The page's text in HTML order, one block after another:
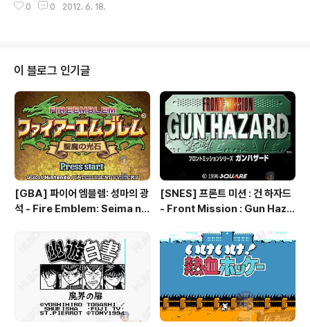
- [GBC] 케사르 팔레스 2 - Caesars Palace II, シーザ
퍼 카지노 2 - Super Casino 2, スーパーカジノ2 [슈
퍼패미컴 / [SNES] [SFC]/퍼즐] - [SNES] 슈퍼 카지노 :
케사르 팔래스 - Super Casino : Caesars Palace, ス
ーパー カジノ シーザ..
0 0 2012. 6. 18.
이 블로그 인기글
[GBA] 파이어 엠블렘: 성마의 광
석 - Fire Emblem: Seima no
ム 聖魔の光石, 파이어 엠블렘:
더 세이크리드 스톤즈 - Fire Em
blem: The Sacred Stones
[SNES] 프론트 미션 : 건 하자드
- Front Mission : Gun Haza
ズ ガンハザード